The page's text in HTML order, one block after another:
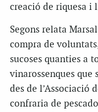
creació de riquesa i
Segons relata Marsal
compra de
sucoses quanties a
vinarossenques que
des de l’Associació
confraria de